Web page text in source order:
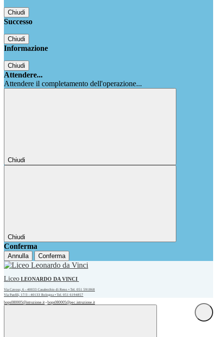
Chiudi
Successo
Chiudi
Informazione
Chiudi
Attendere...
Attendere il completamento dell'operazione...
Chiudi
Chiudi
Conferma
Annulla Conferma
Liceo LEONARDO DA VINCI
Via Cavour, 6 - 40033 Casalecchio di Reno • Tel. 051 591868
Via Panfili, 17/3 - 40133 Bologna • Tel. 051 6194857
bops080005@istruzione.it • bops080005@pec.istruzione.it